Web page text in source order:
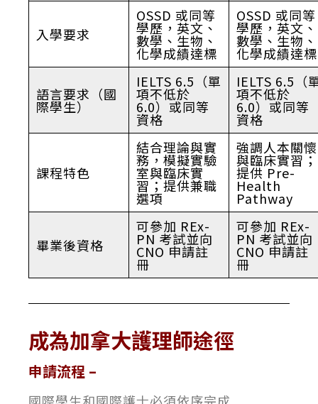
入學要求
OSSD 或同等
學歷，英文、
數學、生物、
化學成績達標
OSSD 或同等
學歷，英文、
數學、生物、
化學成績達標
語言要求（國
際學生）
IELTS 6.5（單
項不低於
6.0）或同等
資格
IELTS 6.5（
項不低於
6.0）或同等
資格
課程特色
結合理論與實
務，模擬實驗
室與臨床實
習；提供兼職
選項
強調人本關懷
與臨床實習；
提供 Pre-
Health
Pathway
畢業後資格
可參加 REx-
PN 考試並向
CNO 申請註
冊
可參加 REx-
PN 考試並向
CNO 申請註
冊
成為加拿大護理師途徑
申請流程 –
國際學生和國際護士必須依序完成